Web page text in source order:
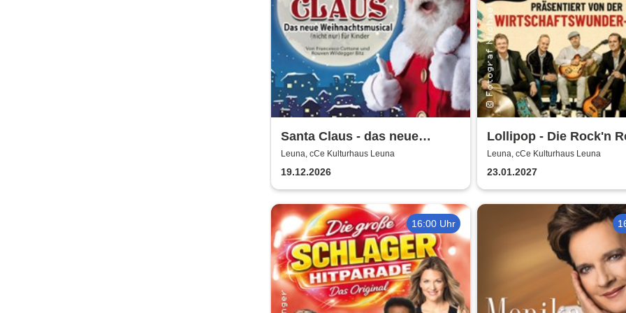
Santa Claus - das neue
Weihnachtsmusical (nicht
nur) für Kinder
Leuna, cCe Kulturhaus Leuna
19.12.2026
Lollipop - Die Rock'n
Show - präsentiert von
Wirtschaftswunder-
Leuna, cCe Kulturhaus Leuna
23.01.2027
16:00 Uhr